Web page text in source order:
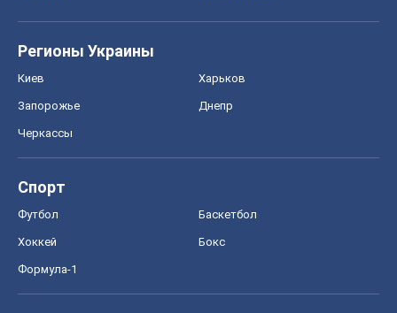
Регионы Украины
Киев Харьков
Запорожье Днепр
Черкассы
Спорт
Футбол Баскетбол
Хоккей Бокс
Формула-1